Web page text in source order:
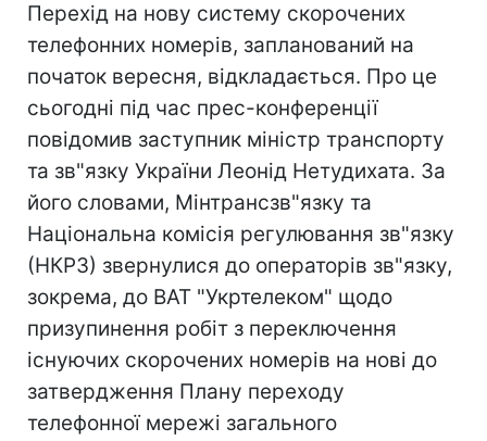
Перехід на нову систему скорочених
телефонних номерів, запланований на
початок вересня, відкладається. Про це
сьогодні під час прес-конференції
повідомив заступник міністр транспорту
та зв"язку України Леонід Нетудихата. За
його словами, Мінтрансзв"язку та
Національна комісія регулювання зв"язку
(НКРЗ) звернулися до операторів зв"язку,
зокрема, до ВАТ "Укртелеком" щодо
призупинення робіт з переключення
існуючих скорочених номерів на нові до
затвердження Плану переходу
телефонної мережі загального